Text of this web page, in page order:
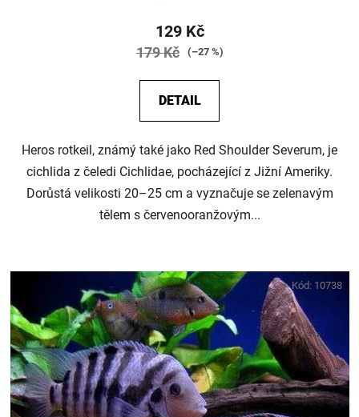
129 Kč
179 Kč (–27 %)
DETAIL
Heros rotkeil, známý také jako Red Shoulder Severum, je
cichlida z čeledi Cichlidae, pocházející z Jižní Ameriky.
Dorůstá velikosti 20–25 cm a vyznačuje se zelenavým
tělem s červenooranžovým...
Kód: 10738